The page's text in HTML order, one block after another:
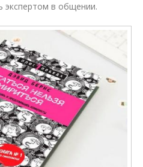
экспертом в общении.